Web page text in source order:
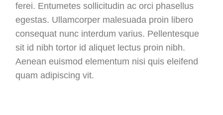
ferei. Entumetes sollicitudin ac orci phasellus
egestas. Ullamcorper malesuada proin libero
consequat nunc interdum varius. Pellentesque
sit id nibh tortor id aliquet lectus proin nibh.
Aenean euismod elementum nisi quis eleifend
quam adipiscing vit.